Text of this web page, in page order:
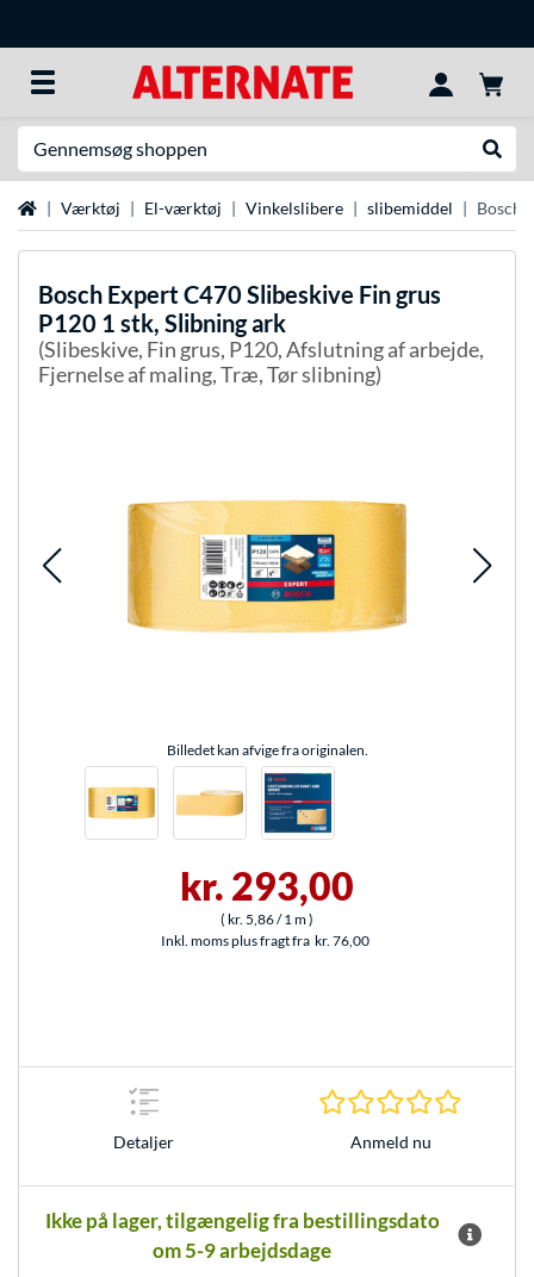
StartsideVærktøj El-værktøj Vinkelslibere slibemiddel Bosch
Bosch Expert C470 Slibeskive Fin grus
P120 1 stk, Slibning ark
(Slibeskive, Fin grus, P120, Afslutning af arbejde,
Fjernelse af maling, Træ, Tør slibning)
Billedet kan afvige fra originalen.
kr. 293,00
( kr. 5,86/ 1 m)
Inkl. moms plus fragt fra kr. 76,00
Detaljer Anmeld nu
Ikke på lager, tilgængelig fra bestillingsdato
om 5-9 arbejdsdage